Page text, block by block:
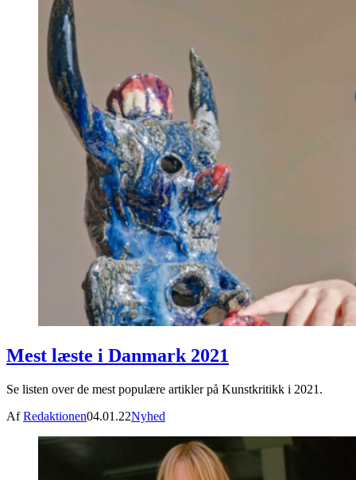
Mest læste i Danmark 2021
Se listen over de mest populære artikler på Kunstkritikk i 2021.
AfRedaktionen04.01.22Nyhed